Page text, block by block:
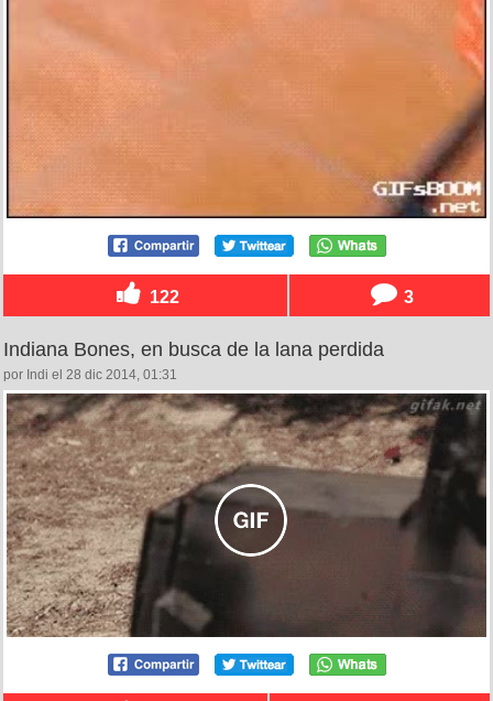
122 3
Indiana Bones, en busca de la lana perdida
por Indi el 28 dic 2014, 01:31